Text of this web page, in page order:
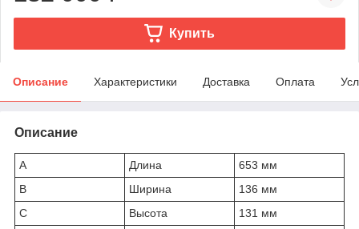
Купить
Описание Характеристики Доставка Оплата
Описание
A Длина
653 мм
B
Ширина
136 мм
C
Высота
131 мм